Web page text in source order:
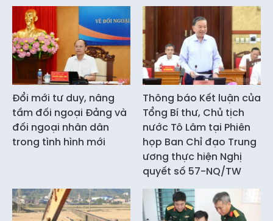
Đổi mới tư duy, nâng
tầm đối ngoại Đảng và
đối ngoại nhân dân
trong tình hình mới
Thông báo Kết luận của
Tổng Bí thư, Chủ tịch
nước Tô Lâm tại Phiên
họp Ban Chỉ đạo Trung
ương thực hiện Nghị
quyết số 57-NQ/TW